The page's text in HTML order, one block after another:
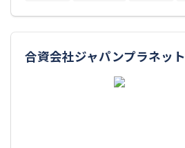
合資会社ジャパンプラネット